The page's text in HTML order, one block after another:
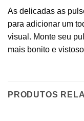
As delicadas as
para adicionar um
visual. Monte seu
mais bonito e
PRODUTOS